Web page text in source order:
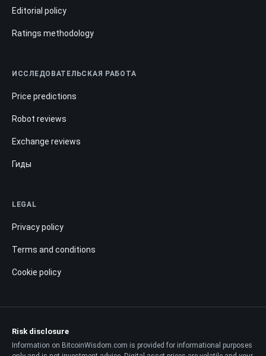
Editorial policy
Ratings methodology
ИССЛЕДОВАТЕЛЬСКАЯ РАБОТА
Price predictions
Robot reviews
Exchange reviews
Гиды
LEGAL
Privacy policy
Terms and conditions
Cookie policy
Risk disclosure
Information on BitcoinWisdom.com is provided for informational purposes